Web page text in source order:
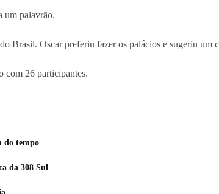
um palavrão.
Brasil. Oscar preferiu fazer os palácios e sugeriu
com 26 participantes.
do tempo
da 308 Sul